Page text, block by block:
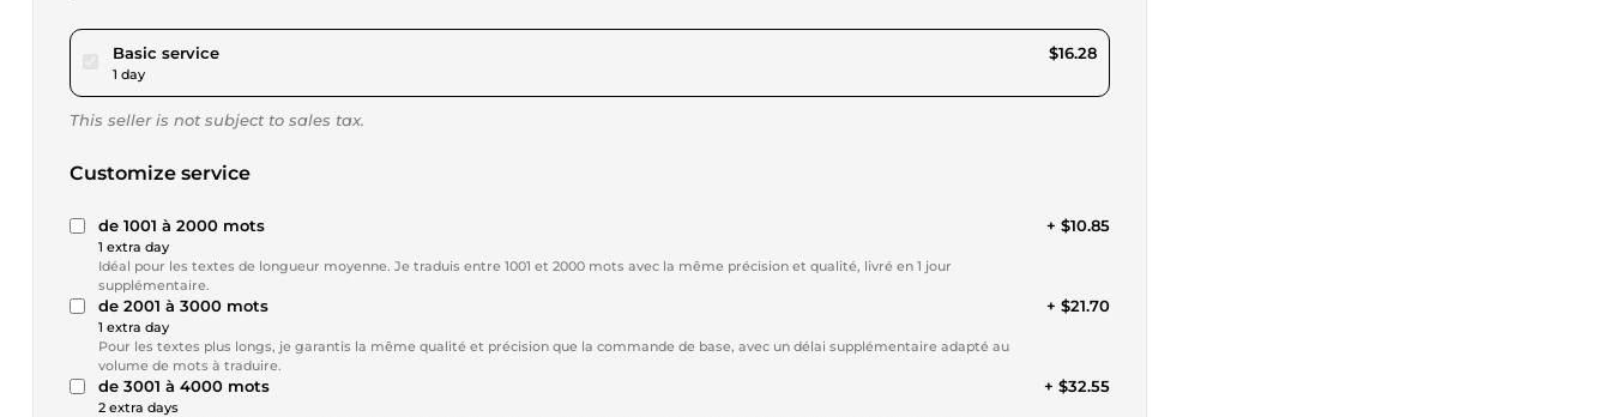
Basic servicepour $15.00
1 day
$16.28
This seller is not subject to sales tax.
Customize service
de 1001 à 2000 mots
1 extra day
Idéal pour les textes de longueur moyenne. Je traduis entre 1001 et 2000 mots avec la même précision et qualité, livré en 1 jour
supplémentaire.
+ $10.85
de 2001 à 3000 mots
1 extra day
Pour les textes plus longs, je garantis la même qualité et précision que la commande de base, avec un délai supplémentaire adapté au
volume de mots à traduire.
+ $21.70
de 3001 à 4000 mots
2 extra days
+ $32.55